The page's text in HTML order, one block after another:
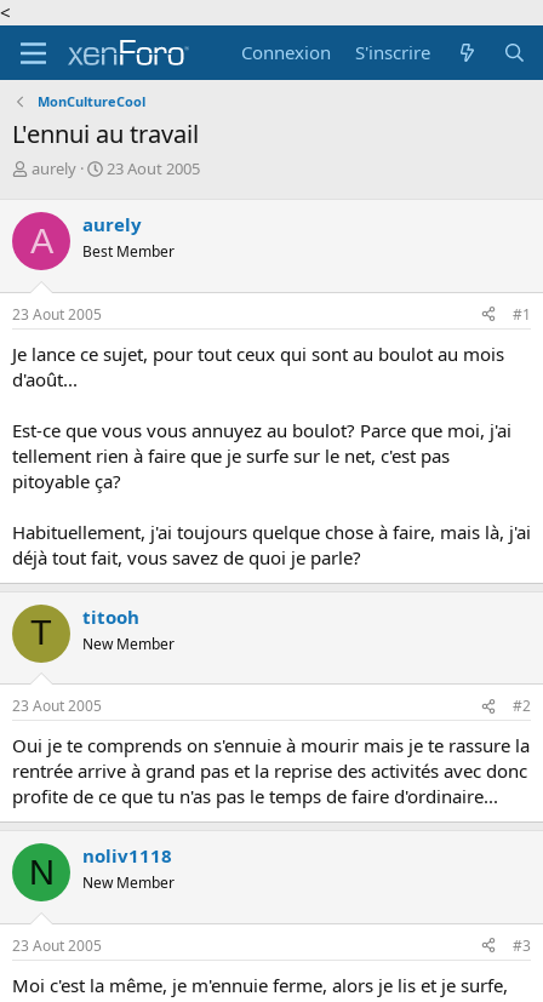
<
Connexion
S'inscrire
MonCultureCool
L'ennui au travail
A
t
e
u
r
d
e
a
d
s
c
u
s
i
o
n
aurely
D
e
d
d
u
23 Aout 2005
A aurely
Best Member
23 Aout 2005 #1
Je lance ce sujet, pour tout ceux qui sont au boulot au mois
d'août...
Est-ce que vous vous annuyez au boulot? Parce que moi, j'ai
tellement rien à faire que je surfe sur le net, c'est pas
pitoyable ça?
Habituellement, j'ai toujours quelque chose à faire, mais là, j'ai
déjà tout fait, vous savez de quoi je parle?
T titooh
New Member
23 Aout 2005 #2
Oui je te comprends on s'ennuie à mourir mais je te rassure la
rentrée arrive à grand pas et la reprise des activités avec donc
profite de ce que tu n'as pas le temps de faire d'ordinaire...
N noliv1118
New Member
23 Aout 2005 #3
Moi c'est la même, je m'ennuie ferme, alors je lis et je surfe,